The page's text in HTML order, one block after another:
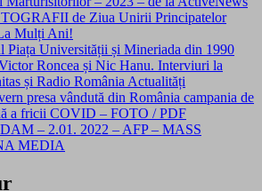
de Ziua Unirii Principatelor
Mulți Ani!
Piața Universității și Mineriada din 1990
Roncea și Nic Hanu. Interviuri la
și Radio România Actualități
presa vândută din România campania de
a fricii COVID – FOTO / PDF
– 2.01. 2022 – AFP – MASS
MEDIA